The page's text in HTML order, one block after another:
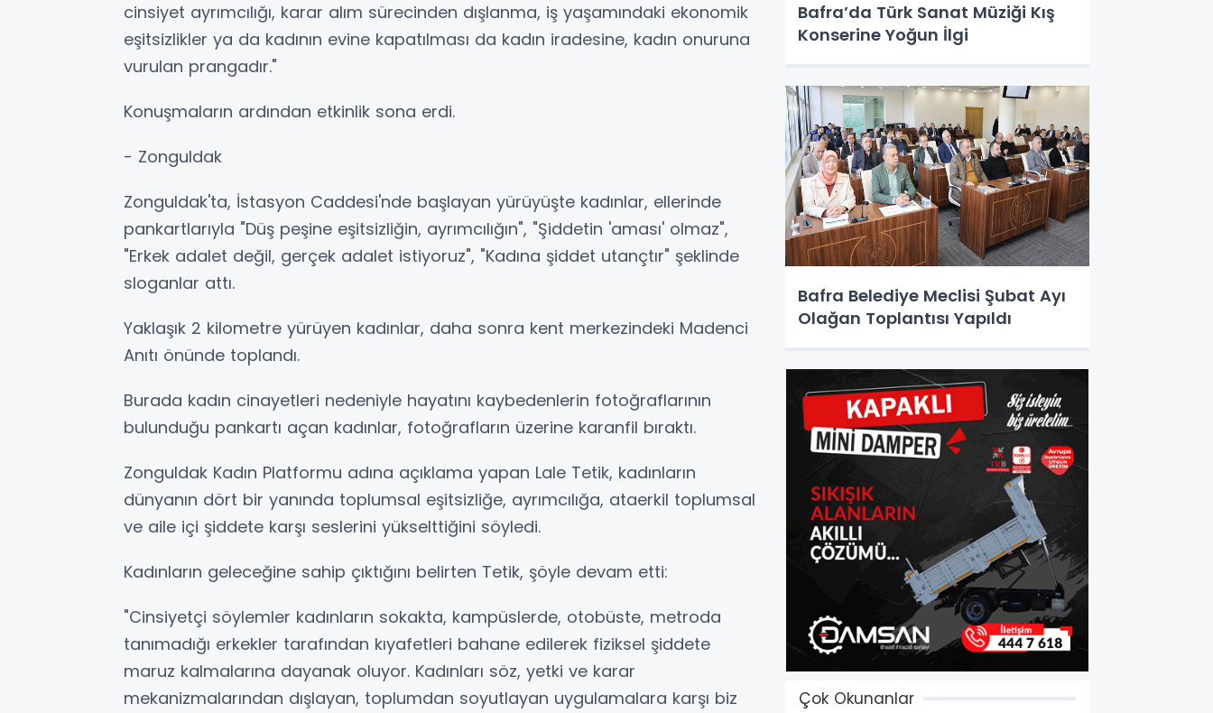
cinsiyet ayrımcılığı, karar alım sürecinden dışlanma, iş yaşamındaki ekonomik
eşitsizlikler ya da kadının evine kapatılması da kadın iradesine, kadın onuruna
vurulan prangadır."
Konuşmaların ardından etkinlik sona erdi.
- Zonguldak
Zonguldak'ta, İstasyon Caddesi'nde başlayan yürüyüşte kadınlar, ellerinde
pankartlarıyla "Düş peşine eşitsizliğin, ayrımcılığın", "Şiddetin 'aması' olmaz",
"Erkek adalet değil, gerçek adalet istiyoruz", "Kadına şiddet utançtır" şeklinde
sloganlar attı.
Yaklaşık 2 kilometre yürüyen kadınlar, daha sonra kent merkezindeki Madenci
Anıtı önünde toplandı.
Burada kadın cinayetleri nedeniyle hayatını kaybedenlerin fotoğraflarının
bulunduğu pankartı açan kadınlar, fotoğrafların üzerine karanfil bıraktı.
Zonguldak Kadın Platformu adına açıklama yapan Lale Tetik, kadınların
dünyanın dört bir yanında toplumsal eşitsizliğe, ayrımcılığa, ataerkil toplumsal
ve aile içi şiddete karşı seslerini yükselttiğini söyledi.
Kadınların geleceğine sahip çıktığını belirten Tetik, şöyle devam etti:
"Cinsiyetçi söylemler kadınların sokakta, kampüslerde, otobüste, metroda
tanımadığı erkekler tarafından kıyafetleri bahane edilerek fiziksel şiddete
maruz kalmalarına dayanak oluyor. Kadınları söz, yetki ve karar
mekanizmalarından dışlayan, toplumdan soyutlayan uygulamalara karşı biz
Bafra’da Türk Sanat Müziği Kış
Konserine Yoğun İlgi
Bafra Belediye Meclisi Şubat Ayı
Olağan Toplantısı Yapıldı
Çok Okunanlar